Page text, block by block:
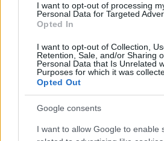
consent section.
I want to opt-out of processing
Personal Data for Targeted
Opted In
I want to opt-out of Collection,
Retention, Sale, and/or Sharing
Personal Data that Is Unrelated
Purposes for which it was
Opted Out
Google consents
I want to allow Google to enable
Auto
Guida completa alla